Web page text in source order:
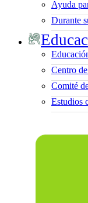
Ayuda
Durante
Centro
Comité
Estudios